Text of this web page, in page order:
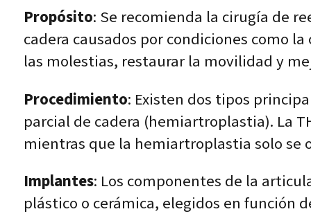
Propósito: Se recomienda la cirugía de
cadera causados por condiciones como
las molestias, restaurar la movilidad y
Procedimiento: Existen dos tipos
parcial de cadera (hemiartroplastia). La
mientras que la hemiartroplastia solo se
Implantes: Los componentes de la
plástico o cerámica, elegidos en función